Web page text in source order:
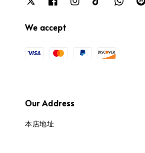
We accept
Our Address
本店地址